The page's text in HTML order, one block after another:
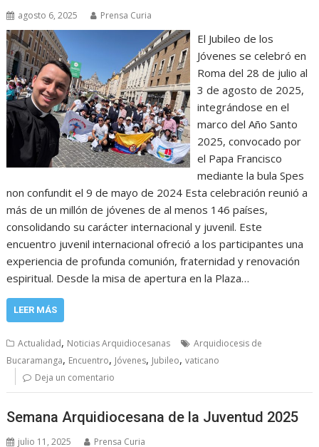
agosto 6, 2025 Prensa Curia
El Jubileo de los
Jóvenes se celebró en
Roma del 28 de julio al
3 de agosto de 2025,
integrándose en el
marco del Año Santo
2025, convocado por
el Papa Francisco
mediante la bula Spes
non confundit el 9 de mayo de 2024 Esta celebración reunió a
más de un millón de jóvenes de al menos 146 países,
consolidando su carácter internacional y juvenil. Este
encuentro juvenil internacional ofreció a los participantes una
experiencia de profunda comunión, fraternidad y renovación
espiritual. Desde la misa de apertura en la Plaza…
LEER MÁS
Actualidad, Noticias Arquidiocesanas
Arquidiocesis de
Bucaramanga, Encuentro, Jóvenes, Jubileo,vaticano
Deja un comentario
Semana Arquidiocesana de la Juventud 2025
julio 11, 2025 Prensa Curia